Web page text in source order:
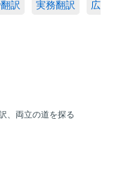
訳 実務翻訳
広
、両立の道を探る